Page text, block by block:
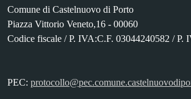
Comune di Castelnuovo di Porto
Piazza Vittorio Veneto,16 - 00060
Codice fiscale / P. IVA:C.F. 03044240582 / P.
PEC: